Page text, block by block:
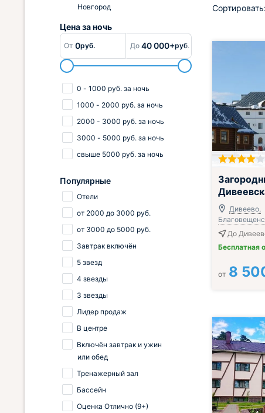
Сортировать:
Завтрак
Дивеево,
До
Бесплатная
от 8
Новгород
Цена заночь
От 0руб. До 40 000+руб.
0 - 1000 руб. за ночь
1000 - 2000 руб. за ночь
2000 - 3000 руб. за ночь
3000 - 5000 руб. за ночь
свыше 5000 руб. за ночь
Популярные
Отели
от 2000 до 3000 руб.
от 3000 до 5000 руб.
Завтрак включён
5 звезд
4 звезды
3 звезды
Лидер продаж
В центре
Включён завтрак и ужин
или обед
Тренажерный зал
Бассейн
Оценка Отлично (9+)